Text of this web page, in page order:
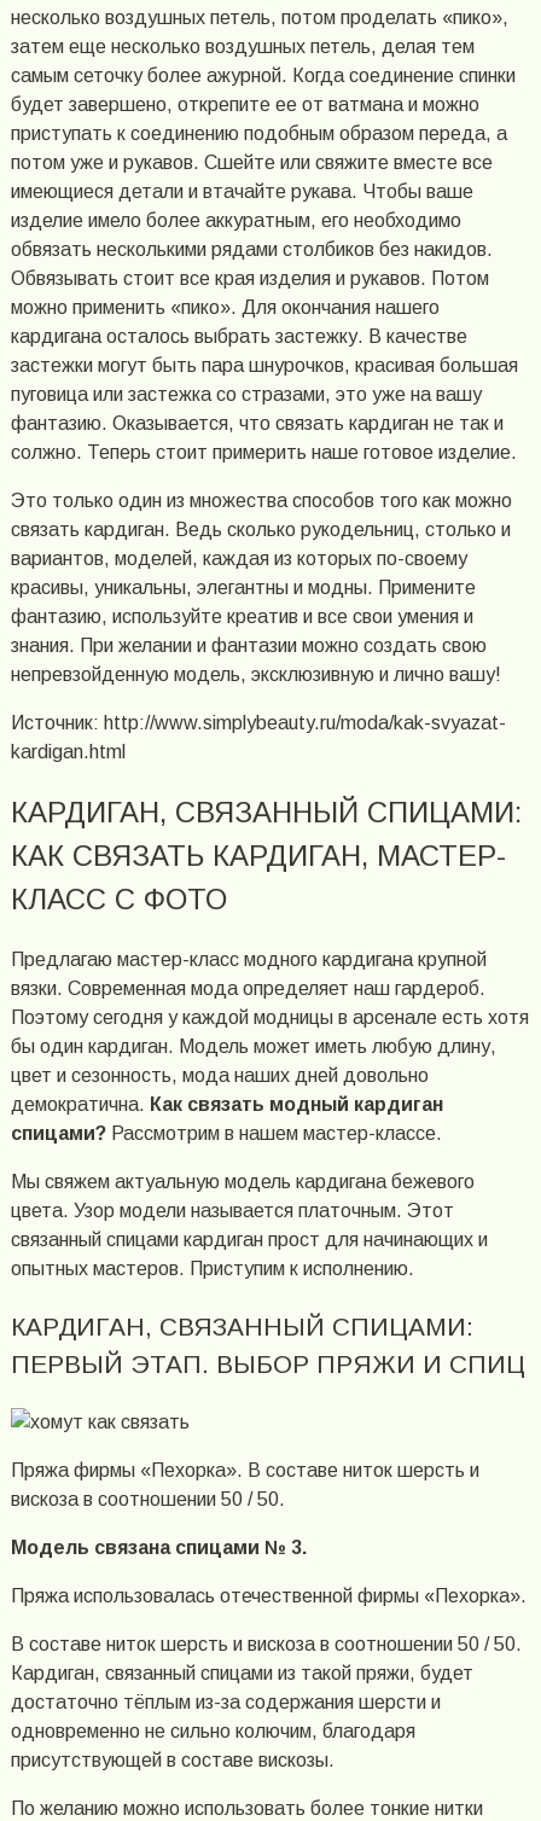
несколько воздушных петель, потом проделать «пико»,
затем еще несколько воздушных петель, делая тем
самым сеточку более ажурной. Когда соединение спинки
будет завершено, открепите ее от ватмана и можно
приступать к соединению подобным образом переда, а
потом уже и рукавов. Сшейте или свяжите вместе все
имеющиеся детали и втачайте рукава. Чтобы ваше
изделие имело более аккуратным, его необходимо
обвязать несколькими рядами столбиков без накидов.
Обвязывать стоит все края изделия и рукавов. Потом
можно применить «пико». Для окончания нашего
кардигана осталось выбрать застежку. В качестве
застежки могут быть пара шнурочков, красивая большая
пуговица или застежка со стразами, это уже на вашу
фантазию. Оказывается, что связать кардиган не так и
солжно. Теперь стоит примерить наше готовое изделие.
Это только один из множества способов того как можно
связать кардиган. Ведь сколько рукодельниц, столько и
вариантов, моделей, каждая из которых по-своему
красивы, уникальны, элегантны и модны. Примените
фантазию, используйте креатив и все свои умения и
знания. При желании и фантазии можно создать свою
непревзойденную модель, эксклюзивную и лично вашу!
Источник: http://www.simplybeauty.ru/moda/kak-svyazat-
kardigan.html
КАРДИГАН, СВЯЗАННЫЙ СПИЦАМИ:
КАК СВЯЗАТЬ КАРДИГАН, МАСТЕР-
КЛАСС С ФОТО
Предлагаю мастер-класс модного кардигана крупной
вязки. Современная мода определяет наш гардероб.
Поэтому сегодня у каждой модницы в арсенале есть хотя
бы один кардиган. Модель может иметь любую длину,
цвет и сезонность, мода наших дней довольно
демократична. Как связать модный кардиган
спицами?Рассмотрим в нашем мастер-классе.
Мы свяжем актуальную модель кардигана бежевого
цвета. Узор модели называется платочным. Этот
связанный спицами кардиган прост для начинающих и
опытных мастеров. Приступим к исполнению.
КАРДИГАН, СВЯЗАННЫЙ СПИЦАМИ:
ПЕРВЫЙ ЭТАП. ВЫБОР ПРЯЖИ И СПИЦ
Пряжа фирмы «Пехорка». В составе ниток шерсть и
вискоза в соотношении 50 / 50.
Модель связана спицами № 3.
Пряжа использовалась отечественной фирмы «Пехорка».
В составе ниток шерсть и вискоза в соотношении 50 / 50.
Кардиган, связанный спицами из такой пряжи, будет
достаточно тёплым из-за содержания шерсти и
одновременно не сильно колючим, благодаря
присутствующей в составе вискозы.
По желанию можно использовать более тонкие нитки